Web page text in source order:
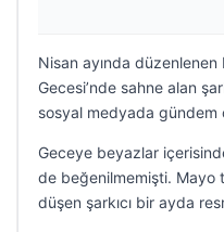
Nisan ayında
Gecesi’nde sahne alan
sosyal medyada gündem
Geceye beyazlar
de beğenilmemişti. Mayo
düşen şarkıcı bir ayda